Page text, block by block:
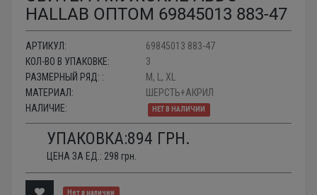
HALLAB ОПТОМ 69845013 883-47
АРТИКУЛ:
69845013 883-47
КОЛ-ВО В УПАКОВКЕ:
3
РАЗМЕРНЫЙ РЯД: :
M, L, XL
МАТЕРИАЛ:
ШЕРСТЬ+АКРИЛ
НАЛИЧИЕ:
НЕТ В НАЛИЧИИ
УПАКОВКА:894 ГРН.
ЦЕНА ЗА ЕД.: 298 грн.
Нет в наличии